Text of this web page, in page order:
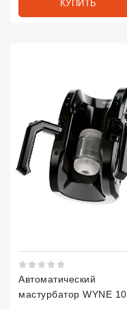
КУПИТЬ
Автоматический
мастурбатор WYNE 10